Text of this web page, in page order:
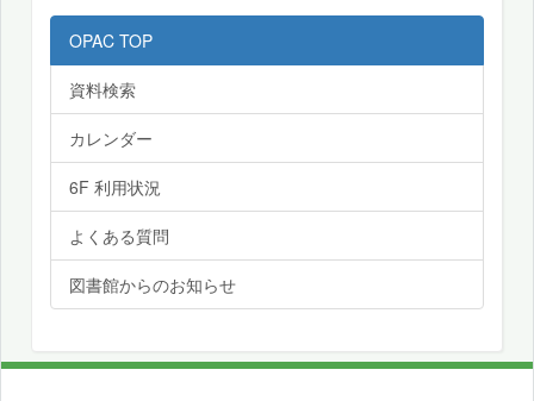
OPAC TOP
資料検索
カレンダー
6F 利用状況
よくある質問
図書館からのお知らせ